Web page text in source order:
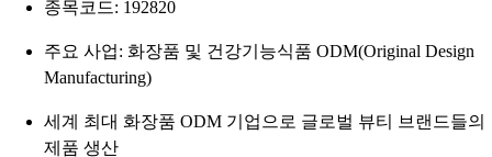
종목코드: 192820
주요 사업: 화장품 및 건강기능식품 ODM(Original Design
Manufacturing)
세계 최대 화장품 ODM 기업으로 글로벌 뷰티 브랜드들의
제품 생산